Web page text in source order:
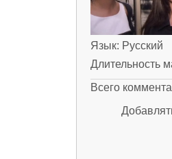
Язык: Русский
Длительность
Всего